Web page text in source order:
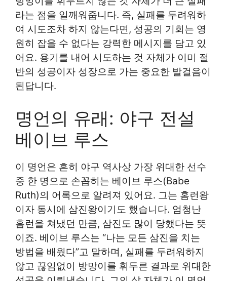
라는 점을 일깨워줍니다. 즉, 실패를 두려워하
여 시도조차 하지 않는다면, 성공의 기회는 영
원히 잡을 수 없다는 강력한 메시지를 담고 있
어요. 용기를 내어 시도하는 것 자체가 이미 절
반의 성공이자 성장으로 가는 중요한 발걸음이
된답니다.
명언의 유래: 야구 전설
베이브 루스
이 명언은 흔히 야구 역사상 가장 위대한 선수
중 한 명으로 손꼽히는 베이브 루스(Babe
Ruth)의 어록으로 알려져 있어요. 그는 홈런왕
이자 동시에 삼진왕이기도 했습니다. 엄청난
홈런을 쳐냈던 만큼, 삼진도 많이 당했다는 뜻
이죠. 베이브 루스는 “나는 모든 삼진을 치는
방법을 배웠다”고 말하며, 실패를 두려워하지
않고 끊임없이 방망이를 휘두른 결과로 위대한